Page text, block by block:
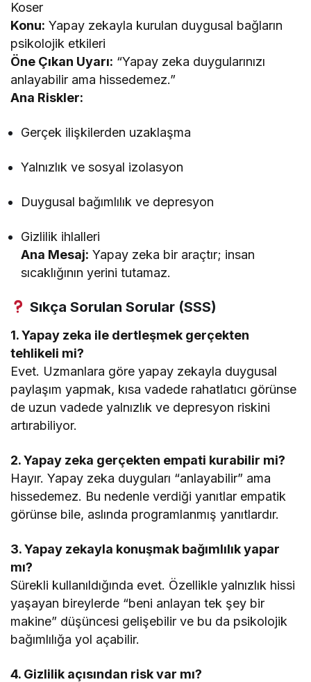
Koser
Konu: Yapay zekayla kurulan duygusal bağların
psikolojik etkileri
Öne Çıkan Uyarı: “Yapay zeka duygularınızı
anlayabilir ama hissedemez.”
Ana Riskler:
Gerçek ilişkilerden uzaklaşma
Yalnızlık ve sosyal izolasyon
Duygusal bağımlılık ve depresyon
Gizlilik ihlalleri
Ana Mesaj: Yapay zeka bir araçtır; insan
sıcaklığının yerini tutamaz.
Sıkça Sorulan Sorular (SSS)
1. Yapay zeka ile dertleşmek gerçekten
tehlikeli mi?
Evet. Uzmanlara göre yapay zekayla duygusal
paylaşım yapmak, kısa vadede rahatlatıcı görünse
de uzun vadede yalnızlık ve depresyon riskini
artırabiliyor.
2. Yapay zeka gerçekten empati kurabilir mi?
Hayır. Yapay zeka duyguları “anlayabilir” ama
hissedemez. Bu nedenle verdiği yanıtlar empatik
görünse bile, aslında programlanmış yanıtlardır.
3. Yapay zekayla konuşmak bağımlılık yapar
mı?
Sürekli kullanıldığında evet. Özellikle yalnızlık hissi
yaşayan bireylerde “beni anlayan tek şey bir
makine” düşüncesi gelişebilir ve bu da psikolojik
bağımlılığa yol açabilir.
4. Gizlilik açısından risk var mı?